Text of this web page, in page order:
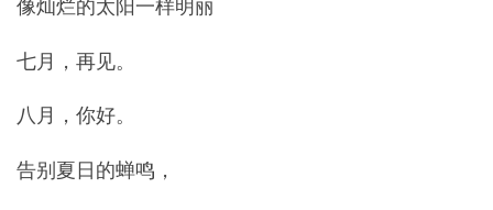
像灿烂的太阳一样明丽
七月，再见。
八月，你好。
告别夏日的蝉鸣，